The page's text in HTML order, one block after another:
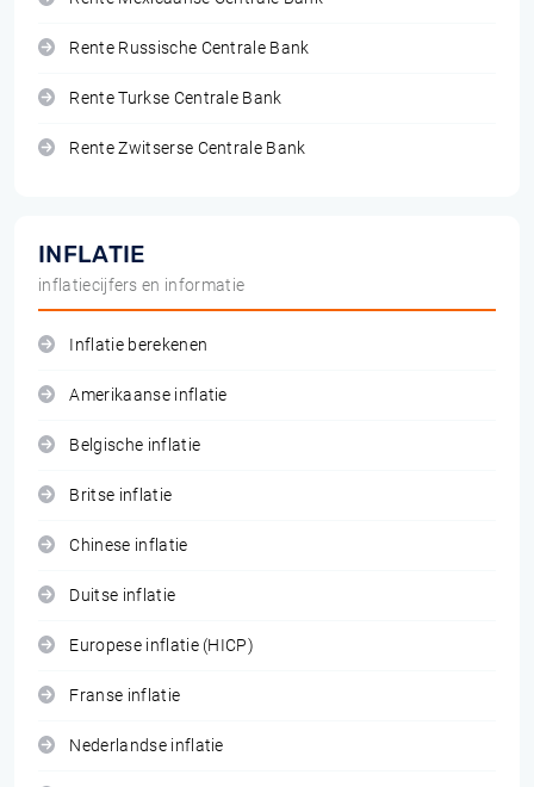
Rente Russische Centrale Bank
Rente Turkse Centrale Bank
Rente Zwitserse Centrale Bank
INFLATIE
inflatiecijfers en informatie
Inflatie berekenen
Amerikaanse inflatie
Belgische inflatie
Britse inflatie
Chinese inflatie
Duitse inflatie
Europese inflatie (HICP)
Franse inflatie
Nederlandse inflatie